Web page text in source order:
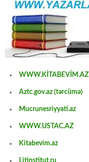
WWW.KİTABEVİM.AZ
Aztc.gov.az (tərcümə)
Mucrunesriyyati.az
WWW.USTAC.AZ
Kitabevim.az
Litinstitut.ru